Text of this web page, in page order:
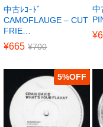
中古ﾚｺｰﾄﾞ
CAMOFLAUGE – CUT
FRIE…
¥665 ¥700
中
¥
5%